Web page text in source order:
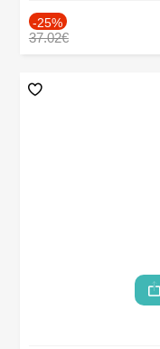
-25%
37.02€